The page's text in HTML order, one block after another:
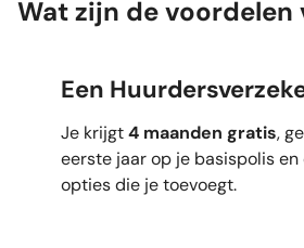
Wat zijn de voordelen
Een
Je krijgt4 maanden gratis,
eerste jaar op je basispolis en
opties die je toevoegt.